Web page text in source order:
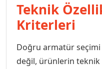
Teknik
Kriterleri
Doğru armatür seçimi
değil, ürünlerin